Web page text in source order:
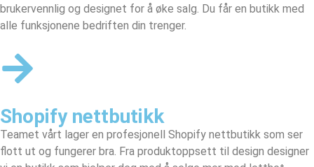
brukervennlig og designet for å øke salg. Du får en butikk med
alle funksjonene bedriften din trenger.
Shopify nettbutikk
Teamet vårt lager en profesjonell Shopify nettbutikk som ser
flott ut og fungerer bra. Fra produktoppsett til design designer